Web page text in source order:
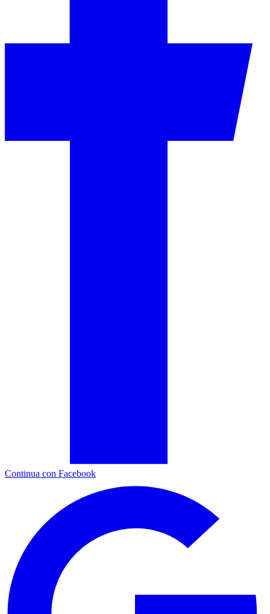
Continua con Facebook